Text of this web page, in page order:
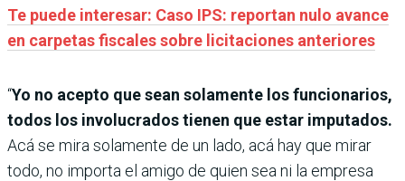
Te puede interesar: Caso IPS: reportan nulo avance
en carpetas fiscales sobre licitaciones anteriores
“Yo no acepto que sean solamente los funcionarios,
todos los involucrados tienen que estar imputados.
Acá se mira solamente de un lado, acá hay que mirar
todo, no importa el amigo de quien sea ni la empresa